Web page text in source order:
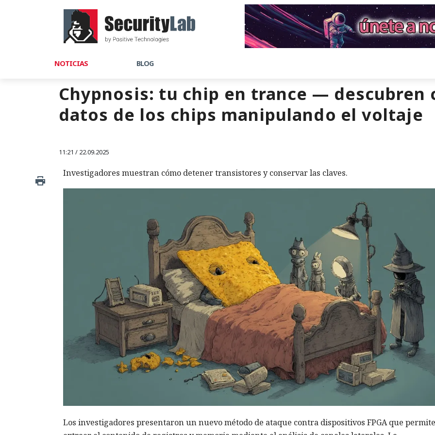
NOTICIAS BLOG
Chypnosis: tu chip en trance — descubren
datos de los chips manipulando el voltaje
11:21 / 22.09.2025
Investigadores muestran cómo detener transistores y conservar las claves.
Los investigadores presentaron un nuevo método de ataque contra dispositivos FPGA que permite